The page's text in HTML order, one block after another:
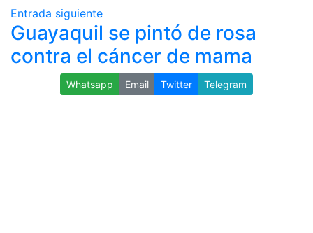
Entrada siguiente
Guayaquil se pintó de rosa
contra el cáncer de mama
Whatsapp Email Twitter Telegram